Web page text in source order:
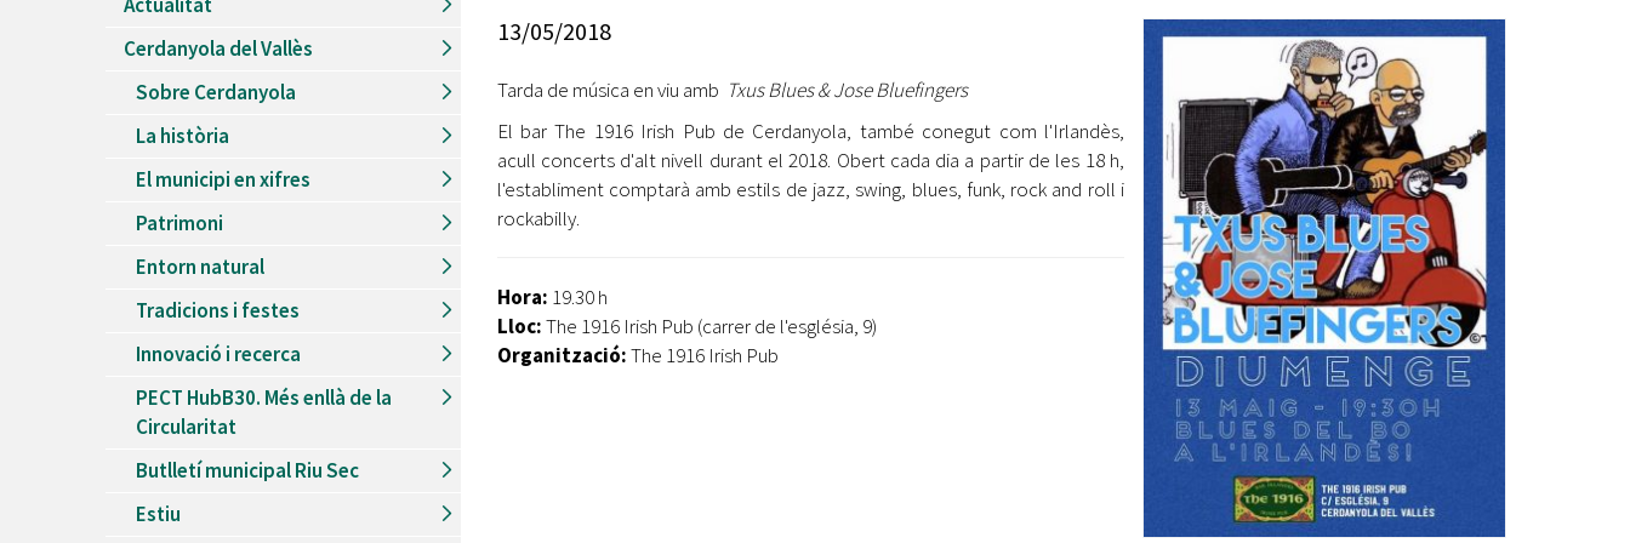
Recursos Humans
Ètica i Integritat
Retiment de Comptes
Accés a Informació Pública
Dades Obertes
Catàleg de Serveis i Tràmits
Del26/06/2026al30/08/2026
Patis oberts temporada d'estiu
Piscines d'estiu a Cerdanyola
Del01/06/2026al30/09/2026
Refugis climàtics a Cerdanyola
Jocs d'aigua del Parc Cordelles
Del01/07/2024al31/08/2026
Decorem! Conte 'La truita de nabius'
jove 2026
Cerdanyola opta a més de 5 milions d'euros del Pla de
l'entorn de l'avinguda Catalunya
El FIT presenta el cartell de la seva 16a edició i dona el
l'eclipsi solar
Equipaments
Mercats Municipals
Webs Municipals
Cerdanyola del Vallès
Sobre Cerdanyola
La història
El municipi en xifres
Patrimoni
Entorn natural
Tradicions i festes
Innovació i recerca
PECT HubB30. Més enllà de la
Circularitat
Butlletí municipal Riu Sec
Estiu
13/05/2018
Tarda de música en viu amb Txus Blues & Jose Bluefingers
El bar The 1916 Irish Pub de Cerdanyola, també conegut com l'Irlandès,
acull concerts d'alt nivell durant el 2018. Obert cada dia a partir de les 18 h,
l'establiment comptarà amb estils de jazz, swing, blues, funk, rock and roll i
rockabilly.
Hora: 19.30 h
Lloc:The 1916 Irish Pub (carrer de l'església, 9)
Organització:The 1916 Irish Pub